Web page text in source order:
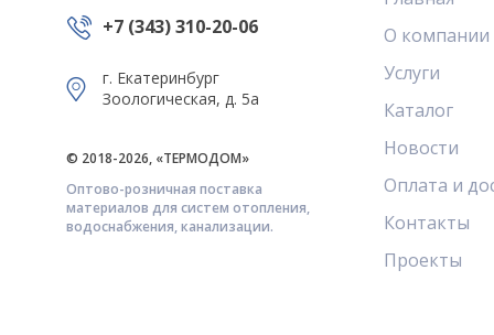
+7 (343) 310-20-06
г. Екатеринбург
Зоологическая, д. 5а
© 2018-2026, «ТЕРМОДОМ»
Оптово-розничная поставка
материалов для систем отопления,
водоснабжения, канализации.
О компании
Услуги
Каталог
Новости
Оплата и
Контакты
Проекты